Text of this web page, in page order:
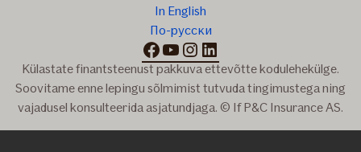
In English
По-русски
facebook
youtube
instagram
linkedin
Külastate finantsteenust pakkuva ettevõtte kodulehekülge.
Soovitame enne lepingu sõlmimist tutvuda tingimustega ning
vajadusel konsulteerida asjatundjaga. © If P&C Insurance AS.